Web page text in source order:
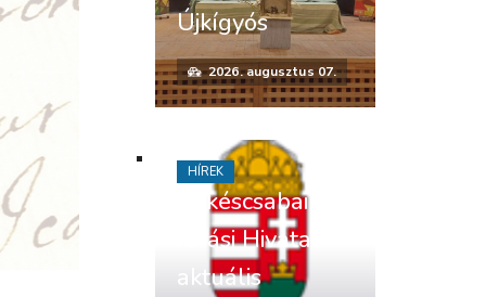
Újkígyós
2026. augusztus 07.
Békéscsabai
Járási Hivatal
aktuális
HÍREK